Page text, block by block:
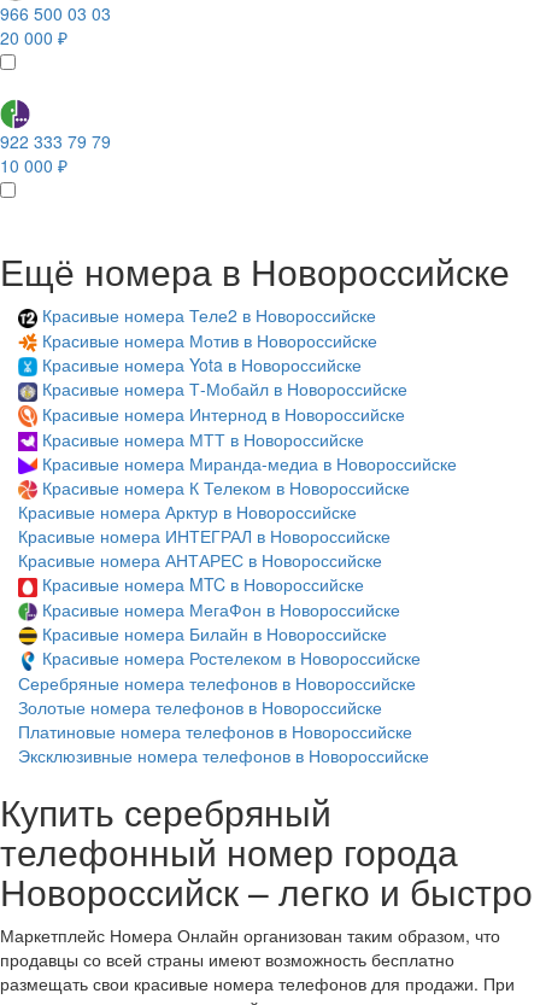
966 500 03 03
20 000 ₽
922 333 79 79
10 000 ₽
Ещё номера в Новороссийске
Красивые номера Теле2 в Новороссийске
Красивые номера Мотив в Новороссийске
Красивые номера Yota в Новороссийске
Красивые номера Т-Мобайл в Новороссийске
Красивые номера Интернод в Новороссийске
Красивые номера МТТ в Новороссийске
Красивые номера Миранда-медиа в Новороссийске
Красивые номера К Телеком в Новороссийске
Красивые номера Арктур в Новороссийске
Красивые номера ИНТЕГРАЛ в Новороссийске
Красивые номера АНТАРЕС в Новороссийске
Красивые номера MTC в Новороссийске
Красивые номера МегаФон в Новороссийске
Красивые номера Билайн в Новороссийске
Красивые номера Ростелеком в Новороссийске
Серебряные номера телефонов в Новороссийске
Золотые номера телефонов в Новороссийске
Платиновые номера телефонов в Новороссийске
Эксклюзивные номера телефонов в Новороссийске
Купить серебряный
телефонный номер города
Новороссийск – легко и быстро
Маркетплейс Номера Онлайн организован таким образом, что
продавцы со всей страны имеют возможность бесплатно
размещать свои красивые номера телефонов для продажи. При